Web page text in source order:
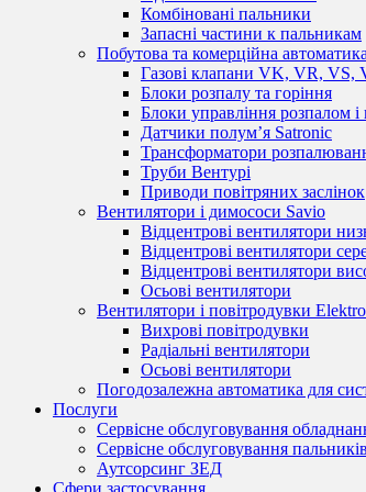
Комбіновані пальники
Запасні частини к пальникам
Побутова та комерційна
Газові клапани VK, VR, VS,
Блоки розпалу та горіння
Блоки управління розпалом і
Датчики полум’я Satronic
Трансформатори
Труби Вентурі
Приводи повітряних заслінок
Вентилятори і димососи Savio
Відцентрові вентилятори
Відцентрові вентилятори
Відцентрові вентилятори
Осьові вентилятори
Вентилятори і повітродувки
Вихрові повітродувки
Радіальні вентилятори
Осьові вентилятори
Погодозалежна автоматика для
Послуги
Сервісне обслуговування
Сервісне обслуговування
Аутсорсинг ЗЕД
Сфери застосування